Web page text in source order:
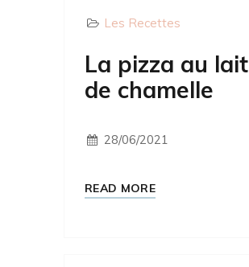
Les Recettes
La pizza au lait
de chamelle
28/06/2021
READ MORE